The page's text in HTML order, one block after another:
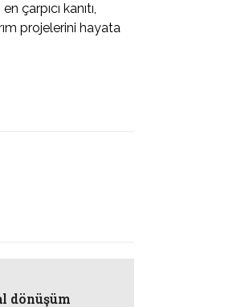
çarpıcı kanıtı,
projelerini hayata
dönüşüm